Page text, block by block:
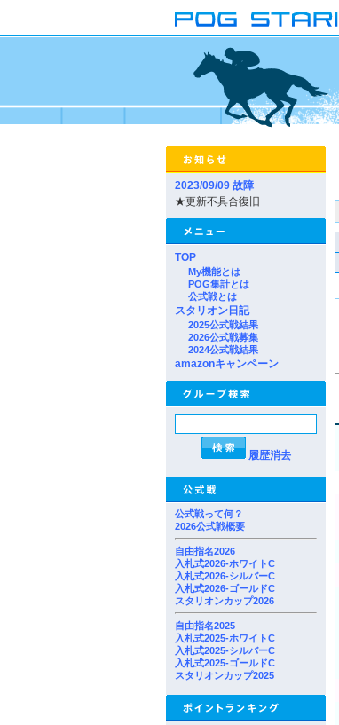
2023/09/09 故障
★更新不具合復旧
TOP
My機能とは
POG集計とは
公式戦とは
スタリオン日記
2025公式戦結果
2026公式戦募集
2024公式戦結果
amazonキャンペーン
履歴消去
公式戦って何？
2026公式戦概要
自由指名2026
入札式2026-ホワイトC
入札式2026-シルバーC
入札式2026-ゴールドC
スタリオンカップ2026
自由指名2025
入札式2025-ホワイトC
入札式2025-シルバーC
入札式2025-ゴールドC
スタリオンカップ2025